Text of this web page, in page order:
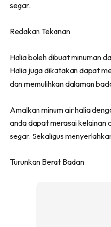
segar.
Redakan Tekanan
Halia boleh dibuat minuman
Halia juga dikatakan dapat
dan memulihkan dalaman
Amalkan minum air halia
anda dapat merasai kelainan
segar. Sekaligus
Turunkan Berat Badan